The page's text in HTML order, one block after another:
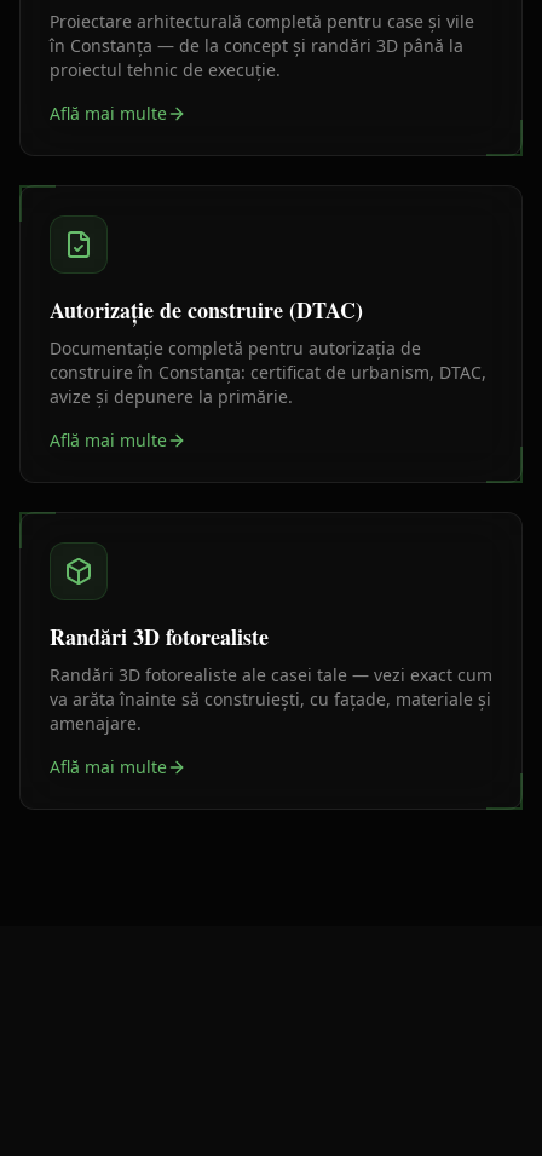
Proiectare arhitecturală completă pentru case și vile
în Constanța — de la concept și randări 3D până la
proiectul tehnic de execuție.
Află mai multe
Autorizație de construire (DTAC)
Documentație completă pentru autorizația de
construire în Constanța: certificat de urbanism, DTAC,
avize și depunere la primărie.
Află mai multe
Randări 3D fotorealiste
Randări 3D fotorealiste ale casei tale — vezi exact cum
va arăta înainte să construiești, cu fațade, materiale și
amenajare.
Află mai multe